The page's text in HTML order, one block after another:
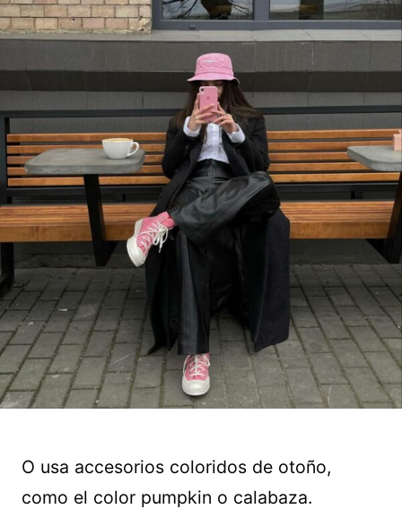
O usa accesorios coloridos de otoño,
como el color pumpkin o calabaza.